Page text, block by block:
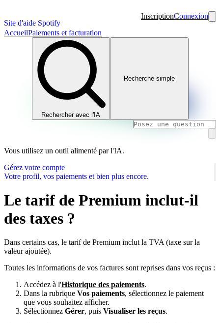
Site d'aide Spotify
InscriptionConnexion
AccueilPaiements et facturation
Rechercher avec l'IA
Recherche simple
Vous utilisez un outil alimenté par l'IA.
Gérez votre compte
Votre profil, vos paiements et bien plus encore.
Le tarif de Premium inclut-il
des taxes ?
Dans certains cas, le tarif de Premium inclut la TVA (taxe sur la
valeur ajoutée).
Toutes les informations de vos factures sont reprises dans vos reçus :
Accédez à l'Historique des paiements.
Dans la rubrique Vos paiements, sélectionnez le paiement
que vous souhaitez afficher.
Sélectionnez Gérer, puis Visualiser les reçus.